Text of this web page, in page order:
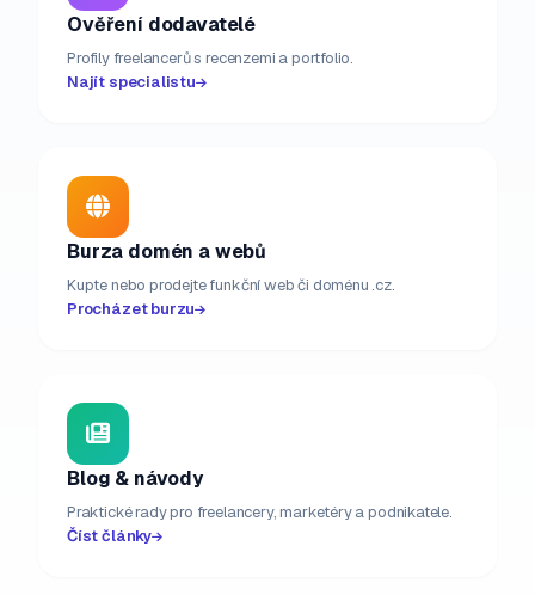
Ověření dodavatelé
Profily freelancerů s recenzemi a portfolio.
Najít specialistu
Burza domén a webů
Kupte nebo prodejte funkční web či doménu .cz.
Procházet burzu
Blog & návody
Praktické rady pro freelancery, marketéry a podnikatele.
Číst články